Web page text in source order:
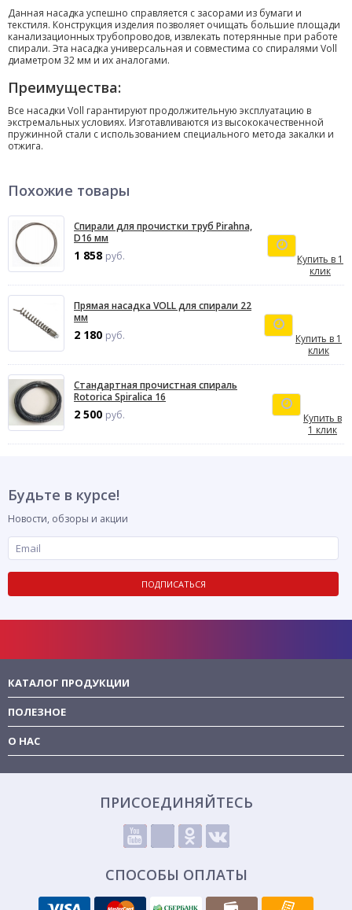
Данная насадка успешно справляется с засорами из бумаги и
текстиля. Конструкция изделия позволяет очищать большие площади
канализационных трубопроводов, извлекать потерянные при работе
спирали. Эта насадка универсальная и совместима со спиралями Voll
диаметром 32 мм и их аналогами.
Преимущества:
Все насадки Voll гарантируют продолжительную эксплуатацию в
экстремальных условиях. Изготавливаются из высококачественной
пружинной стали с использованием специального метода закалки и
отжига.
Похожие товары
Спирали для прочистки труб Pirahna,
D16 мм
1 858 руб.
Купить в 1
клик
Прямая насадка VOLL для спирали 22
мм
2 180 руб.
Купить в 1
клик
Стандартная прочистная спираль
Rotorica Spiralica 16
2 500 руб.
Купить в
1 клик
Будьте в курсе!
Новости, обзоры и акции
ПОДПИСАТЬСЯ
КАТАЛОГ ПРОДУКЦИИ
ПОЛЕЗНОЕ
О НАС
ПРИСОЕДИНЯЙТЕСЬ
СПОСОБЫ ОПЛАТЫ